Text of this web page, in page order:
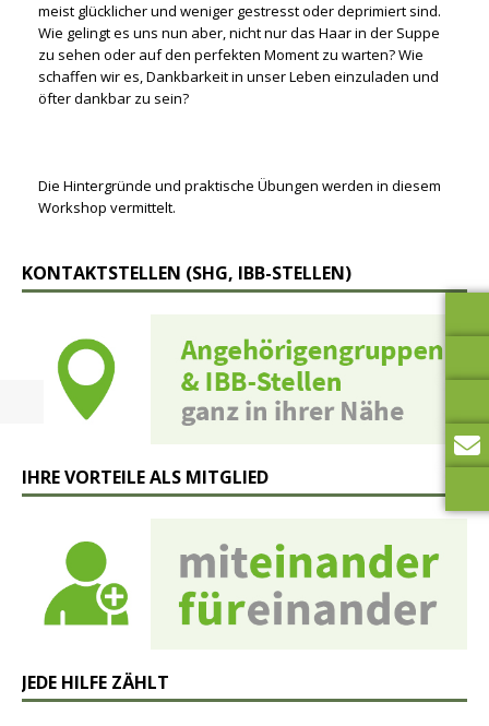
meist glücklicher und weniger gestresst oder deprimiert sind.
Wie gelingt es uns nun aber, nicht nur das Haar in der Suppe
zu sehen oder auf den perfekten Moment zu warten? Wie
schaffen wir es, Dankbarkeit in unser Leben einzuladen und
öfter dankbar zu sein?
Die Hintergründe und praktische Übungen werden in diesem
Workshop vermittelt.
KONTAKTSTELLEN (SHG, IBB-STELLEN)
IHRE VORTEILE ALS MITGLIED
JEDE HILFE ZÄHLT